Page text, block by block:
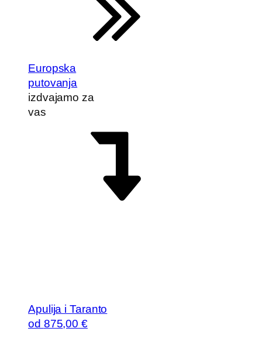
Europska
putovanja
izdvajamo za
vas
Apulija i Taranto
od 875,00 €